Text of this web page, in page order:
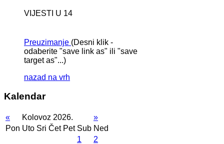
VIJESTI U 14
Preuzimanje (Desni klik -
odaberite "save link as" ili "save
target as"...)
nazad na vrh
Kalendar
« Kolovoz 2026.
»
Pon Uto Sri Čet Pet Sub Ned
1
2